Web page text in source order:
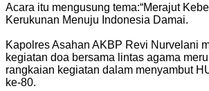
Acara itu mengusung tema:“Merajut
Kerukunan Menuju Indonesia Damai.
Kapolres Asahan AKBP Revi Nurvelani
kegiatan doa bersama lintas agama
rangkaian kegiatan dalam menyambut
ke-80.